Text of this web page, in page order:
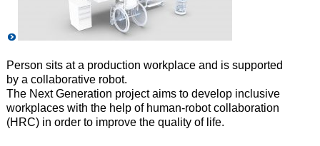
Person sits at a production workplace and is supported
by a collaborative robot.
The Next Generation project aims to develop inclusive
workplaces with the help of human-robot collaboration
(HRC) in order to improve the quality of life.